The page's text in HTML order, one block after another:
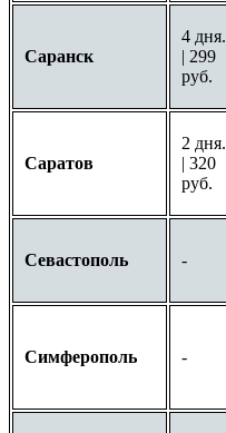
Саранск
4 дня.
| 299
руб.
Саратов
2 дня.
| 320
руб.
Севастополь -
Симферополь -